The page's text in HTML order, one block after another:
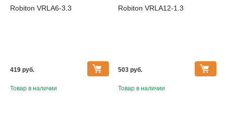
Robiton VRLA6-3.3
419 pуб.
Товар в наличии
Robiton VRLA12-1.3
503 pуб.
Товар в наличии